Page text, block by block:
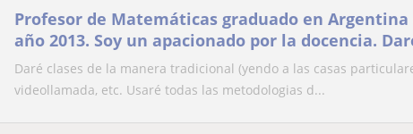
Profesor de Matemáticas graduado en Argentina
año 2013. Soy un apacionado por la docencia.
clases a todos.
Daré clases de la manera tradicional (yendo a las casas
videollamada, etc. Usaré todas las metodologias d...